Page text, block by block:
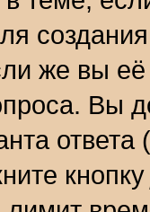
же вы её
Вы
ответа